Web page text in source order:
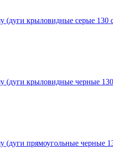
(дуги крыловидные серые 130
(дуги крыловидные черные
прямоугольные черные